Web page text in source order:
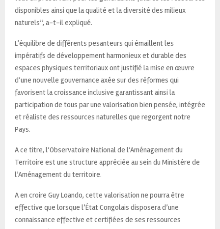
disponibles ainsi que la qualité et la diversité des milieux
naturels’’, a-t-il expliqué.
L’équilibre de différents pesanteurs qui émaillent les
impératifs de développement harmonieux et durable des
espaces physiques territoriaux ont justifié la mise en œuvre
d’une nouvelle gouvernance axée sur des réformes qui
favorisent la croissance inclusive garantissant ainsi la
participation de tous par une valorisation bien pensée, intégrée
et réaliste des ressources naturelles que regorgent notre
Pays.
A ce titre, l’Observatoire National de l’Aménagement du
Territoire est une structure appréciée au sein du Ministère de
l’Aménagement du territoire.
A en croire Guy Loando, cette valorisation ne pourra être
effective que lorsque l’État Congolais disposera d’une
connaissance effective et certifiées de ses ressources